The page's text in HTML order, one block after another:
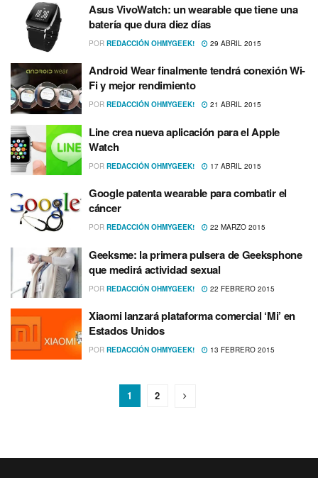
Asus VivoWatch: un wearable que tiene una
baterí­a que dura diez dí­as
POR REDACCIÓN OHMYGEEK! 29 ABRIL 2015
Android Wear finalmente tendrá conexión Wi-
Fi y mejor rendimiento
POR REDACCIÓN OHMYGEEK! 21 ABRIL 2015
Line crea nueva aplicación para el Apple
Watch
POR REDACCIÓN OHMYGEEK! 17 ABRIL 2015
Google patenta wearable para combatir el
cáncer
POR REDACCIÓN OHMYGEEK! 22 MARZO 2015
Geeksme: la primera pulsera de Geeksphone
que medirá actividad sexual
POR REDACCIÓN OHMYGEEK! 22 FEBRERO 2015
Xiaomi lanzará plataforma comercial ‘Mi’ en
Estados Unidos
POR REDACCIÓN OHMYGEEK! 13 FEBRERO 2015
1 2